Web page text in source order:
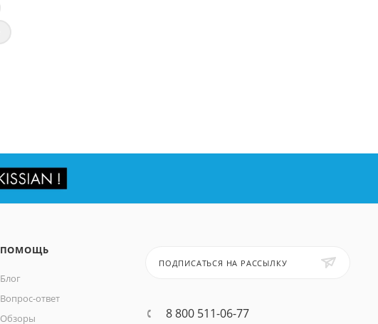
ПОМОЩЬ
Блог
Вопрос-ответ
Обзоры
ПОДПИСАТЬСЯ НА РАССЫЛКУ
8 800 511-06-77